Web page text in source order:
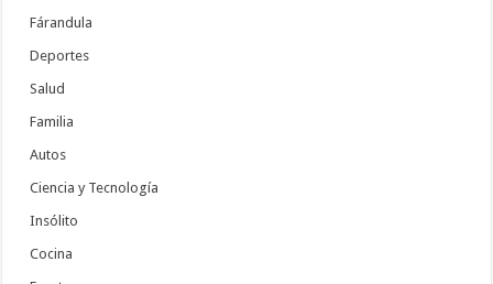
Fárandula
Deportes
Salud
Familia
Autos
Ciencia y Tecnología
Insólito
Cocina